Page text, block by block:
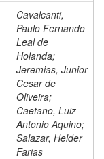
Cavalcanti,
Paulo Fernando
Leal de
Holanda;
Jeremias, Junior
Cesar de
Oliveira;
Caetano, Luiz
Antonio Aquino;
Salazar, Helder
Farias